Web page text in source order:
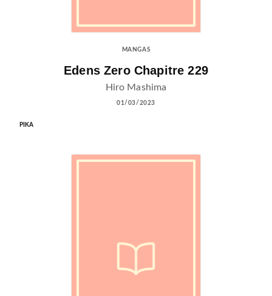
MANGAS
Edens Zero Chapitre 229
Hiro Mashima
01/03/2023
PIKA